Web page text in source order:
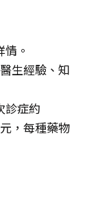
。
生經驗、知
診症約
，每種藥物